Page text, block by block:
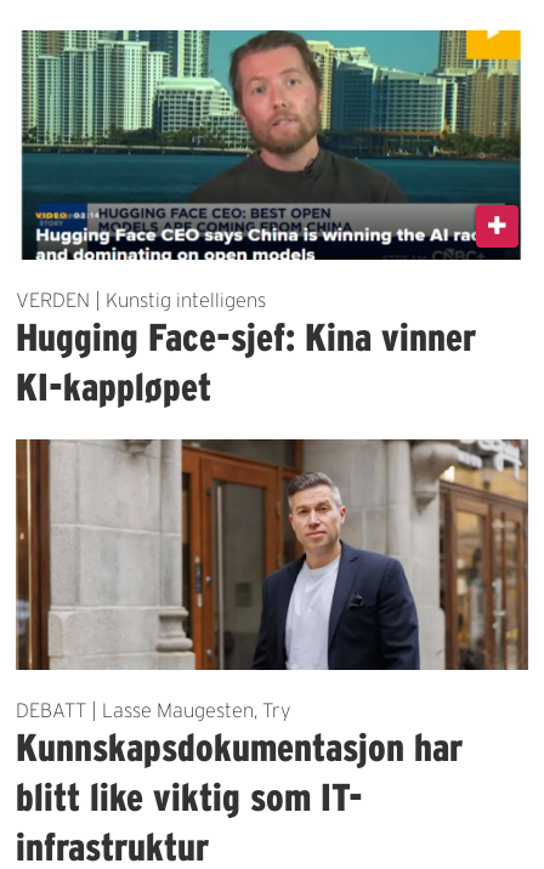
VERDEN | Kunstig intelligens
Hugging Face-sjef: Kina vinner
KI-kappløpet
DEBATT | Lasse Maugesten, Try
Kunnskapsdokumentasjon har
blitt like viktig som IT-
infrastruktur